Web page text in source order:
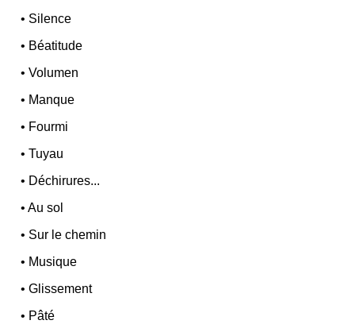
• Silence
• Béatitude
•Volumen
• Manque
• Fourmi
•Tuyau
• Déchirures...
•Au sol
• Sur le chemin
• Musique
•Glissement
• Pâté